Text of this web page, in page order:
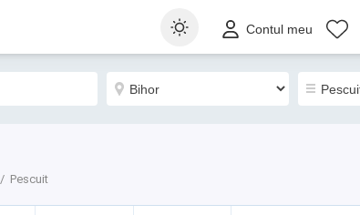
Contul meu
Pescuit
Sortează